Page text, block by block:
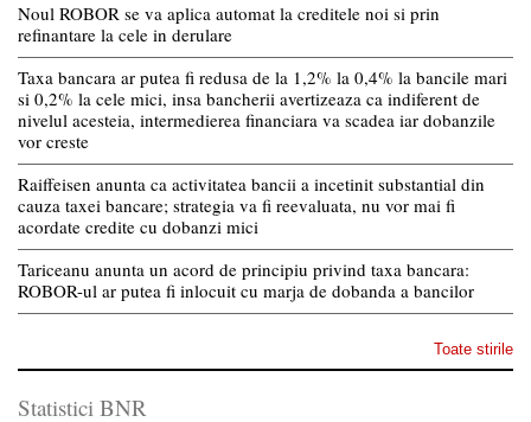
Noul ROBOR se va aplica automat la creditele noi si prin
refinantare la cele in derulare
Taxa bancara ar putea fi redusa de la 1,2% la 0,4% la bancile mari
si 0,2% la cele mici, insa bancherii avertizeaza ca indiferent de
nivelul acesteia, intermedierea financiara va scadea iar dobanzile
vor creste
Raiffeisen anunta ca activitatea bancii a incetinit substantial din
cauza taxei bancare; strategia va fi reevaluata, nu vor mai fi
acordate credite cu dobanzi mici
Tariceanu anunta un acord de principiu privind taxa bancara:
ROBOR-ul ar putea fi inlocuit cu marja de dobanda a bancilor
Toate stirile
Statistici BNR